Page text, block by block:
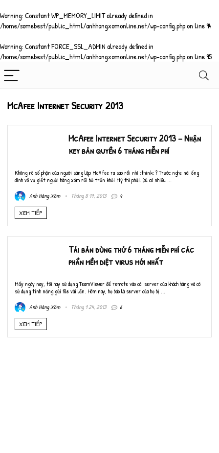
Warning: Constant WP_MEMORY_LIMIT already defined in
/home/somebest/public_html/anhhangxomonline.net/wp-config.phpon line94
Warning: Constant FORCE_SSL_ADMIN already defined in
/home/somebest/public_html/anhhangxomonline.net/wp-config.phpon line95
McAfee Internet Security 2013
McAfee Internet Security 2013 – Nhận
key bản quyền 6 tháng miễn phí
Không rõ số phận của người sáng lập McAfee ra sao rồi nhỉ :think: ? Trước nghe nói ổng
dính vô vụ giết người hàng xóm rồi bỏ trốn khỏi Mỹ thì phải. Dù có nhiều ...
Anh Hàng Xóm
Tháng 8 17, 2013 4
XEM TIẾP
Tải bản dùng thử 6 tháng miễn phí các
phần mềm diệt virus mới nhất
Mấy ngày nay, tôi hay sử dụng TeamViewer để remote vào cái server của khách hàng và có
sử dụng tính năng gửi file vài lần. Hôm nay, họ báo là server của họ bị ...
Anh Hàng Xóm
Tháng 1 24, 2013 6
XEM TIẾP